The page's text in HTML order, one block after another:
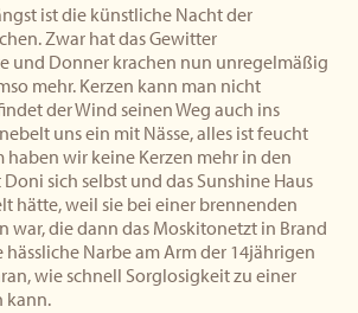
ist die künstliche Nacht der
Zwar hat das Gewitter
und Donner krachen nun unregelmäßig
mehr. Kerzen kann man nicht
der Wind seinen Weg auch ins
uns ein mit Nässe, alles ist feucht
haben wir keine Kerzen mehr in den
sich selbst und das Sunshine Haus
hätte, weil sie bei einer brennenden
war, die dann das Moskitonetzt in Brand
hässliche Narbe am Arm der 14jährigen
wie schnell Sorglosigkeit zu einer
kann.